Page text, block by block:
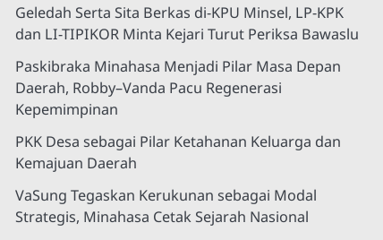
Geledah Serta Sita Berkas di-KPU Minsel, LP-KPK
dan LI-TIPIKOR Minta Kejari Turut Periksa Bawaslu
Paskibraka Minahasa Menjadi Pilar Masa Depan
Daerah, Robby–Vanda Pacu Regenerasi
Kepemimpinan
PKK Desa sebagai Pilar Ketahanan Keluarga dan
Kemajuan Daerah
VaSung Tegaskan Kerukunan sebagai Modal
Strategis, Minahasa Cetak Sejarah Nasional